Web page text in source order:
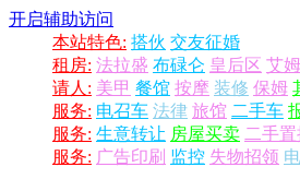
开启辅助访问
本站特色: 搭伙 交友征婚
租房: 法拉盛 布碌仑 皇后区 艾
请人: 美甲 餐馆 按摩 装修 保姆
服务: 电召车 法律 旅馆 二手车
服务: 生意转让 房屋买卖 二手置
服务: 广告印刷 监控 失物招领